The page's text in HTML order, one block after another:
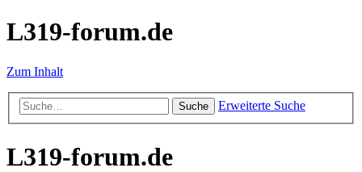
L319-forum.de
Zum Inhalt
Suche Erweiterte Suche
L319-forum.de